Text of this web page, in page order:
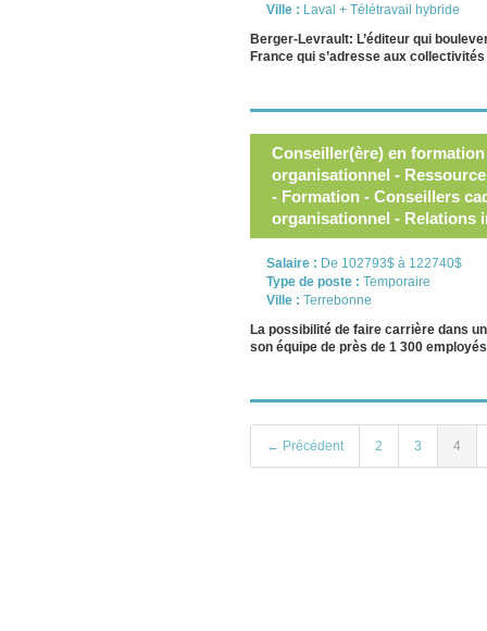
Ville : Laval + Télétravail hybride
Berger-Levrault: L’éditeur qui
France qui s’adresse aux
Conseiller(ère) en
organisationnel -
- Formation - Conseillers
organisationnel - Relations
Salaire : De 102793$ à 122740$
Type de poste : Temporaire
Ville : Terrebonne
La possibilité de faire carrière dans
son équipe de près de 1 300
← Précédent 2 3 4